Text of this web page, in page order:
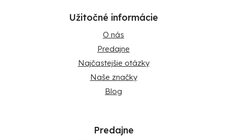
Užitočné informácie
O nás
Predajne
Najčastejšie otázky
Naše značky
Blog
Predajne